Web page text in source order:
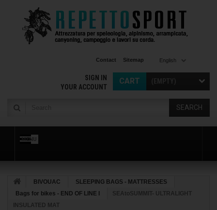
English
Contact Sitemap
CART
SIGN IN
YOUR ACCOUNT
SEARCH
MENU
BIVOUAC
SLEEPING BAGS - MATTRESSES
Bags for bikes - END OF LINE I
SEAtoSUMMIT- ULTRALIGHT
INSULATED MAT